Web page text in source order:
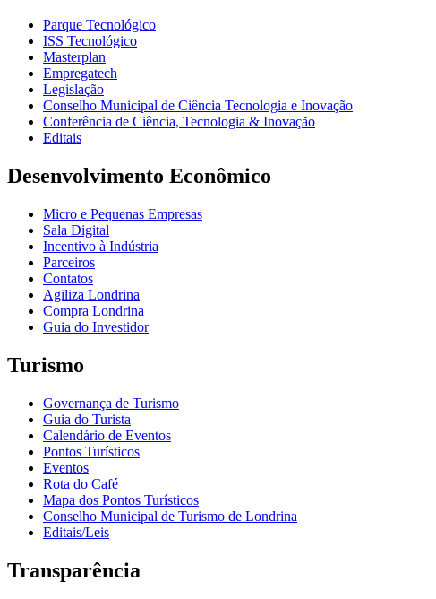
Parque Tecnológico
ISS Tecnológico
Masterplan
Empregatech
Legislação
Conselho Municipal de Ciência Tecnologia e Inovação
Conferência de Ciência, Tecnologia & Inovação
Editais
Desenvolvimento Econômico
Micro e Pequenas Empresas
Sala Digital
Incentivo à Indústria
Parceiros
Contatos
Agiliza Londrina
Compra Londrina
Guia do Investidor
Turismo
Governança de Turismo
Guia do Turista
Calendário de Eventos
Pontos Turísticos
Eventos
Rota do Café
Mapa dos Pontos Turísticos
Conselho Municipal de Turismo de Londrina
Editais/Leis
Transparência